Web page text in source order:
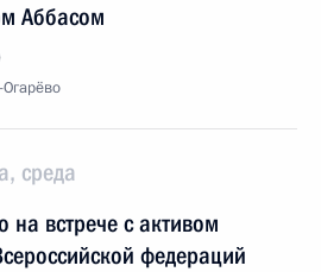
Аббасом
среда
на встрече с активом
федераций